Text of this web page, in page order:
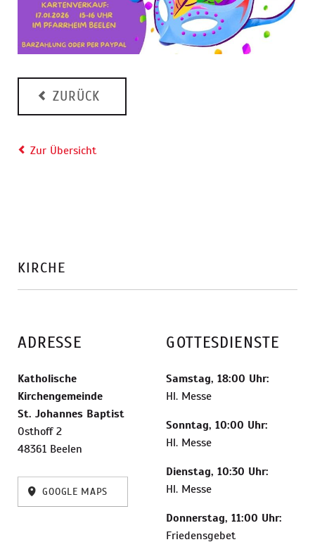
ZURÜCK
Zur Übersicht
KIRCHE
ADRESSE
Katholische
Kirchengemeinde
St. Johannes Baptist
Osthoff 2
48361 Beelen
GOOGLE MAPS
GOTTESDIENSTE
Samstag, 18:00 Uhr:
Hl. Messe
Sonntag, 10:00 Uhr:
Hl. Messe
Dienstag, 10:30 Uhr:
Hl. Messe
Donnerstag, 11:00 Uhr:
Friedensgebet